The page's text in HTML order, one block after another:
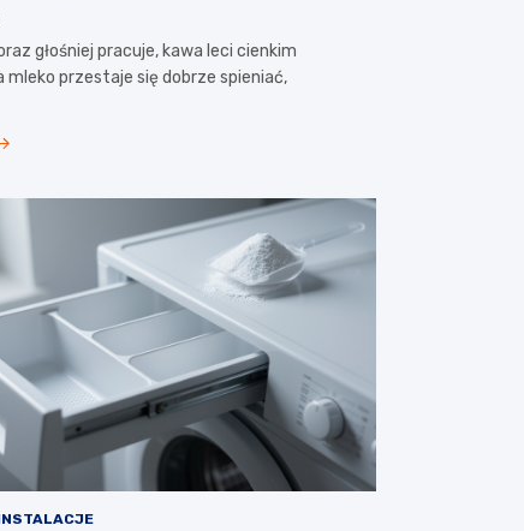
głośniej pracuje, kawa leci cienkim
mleko przestaje się dobrze spieniać,